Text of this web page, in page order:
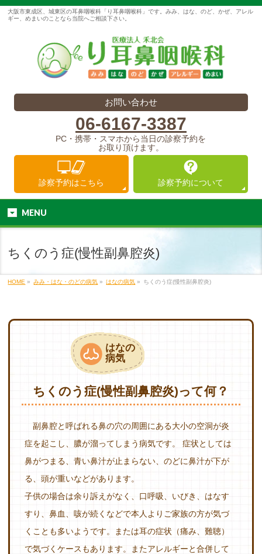
大阪市東成区、城東区の耳鼻咽喉科「り耳鼻咽喉科」です。みみ、はな、のど、かぜ、アレル
ギー、めまいのことなら当院へご相談下さい。
お問い合わせ
06-6167-3387
PC・携帯・スマホから当日の診察予約を
お取り頂けます。
診察予約はこちら 診察予約について
MENU
ちくのう症(慢性副鼻腔炎)
HOME » みみ・はな・のどの病気 » はなの病気 » ちくのう症(慢性副鼻腔炎)
はなの
病気
ちくのう症(慢性副鼻腔炎)って何？
副鼻腔と呼ばれる鼻の穴の周囲にある大小の空洞が炎
症を起こし、膿が溜ってしまう病気です。 症状としては
鼻がつまる、青い鼻汁が止まらない、のどに鼻汁が下が
る、頭が重いなどがあります。
子供の場合は余り訴えがなく、口呼吸、いびき、はなす
すり、鼻血、咳が続くなどで本人よりご家族の方が気づ
くことも多いようです。または耳の症状（痛み、難聴）
で気づくケースもあります。またアレルギーと合併して